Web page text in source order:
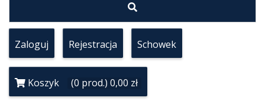
Zaloguj Rejestracja Schowek
Koszyk (0 prod.) 0,00 zł